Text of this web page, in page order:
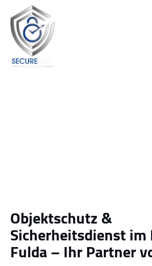
Objektschutz &
Sicherheitsdienst im
Fulda – Ihr Partner